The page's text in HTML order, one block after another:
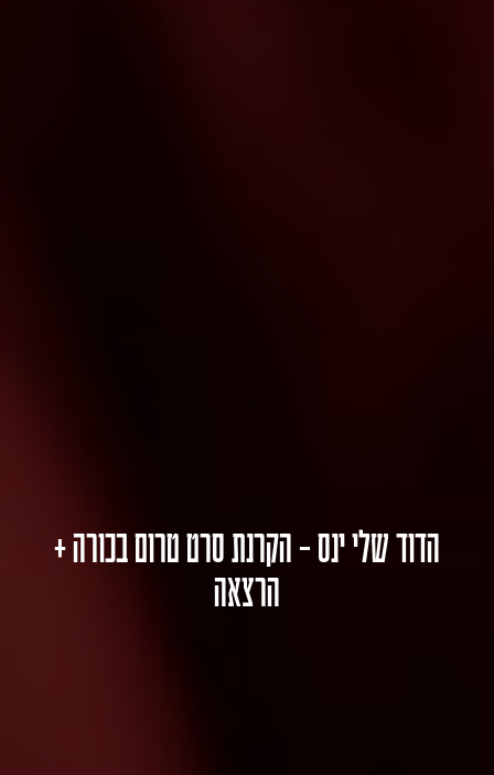
הדוד שלי ינס – הקרנת סרט טרום בכורה +
הרצאה